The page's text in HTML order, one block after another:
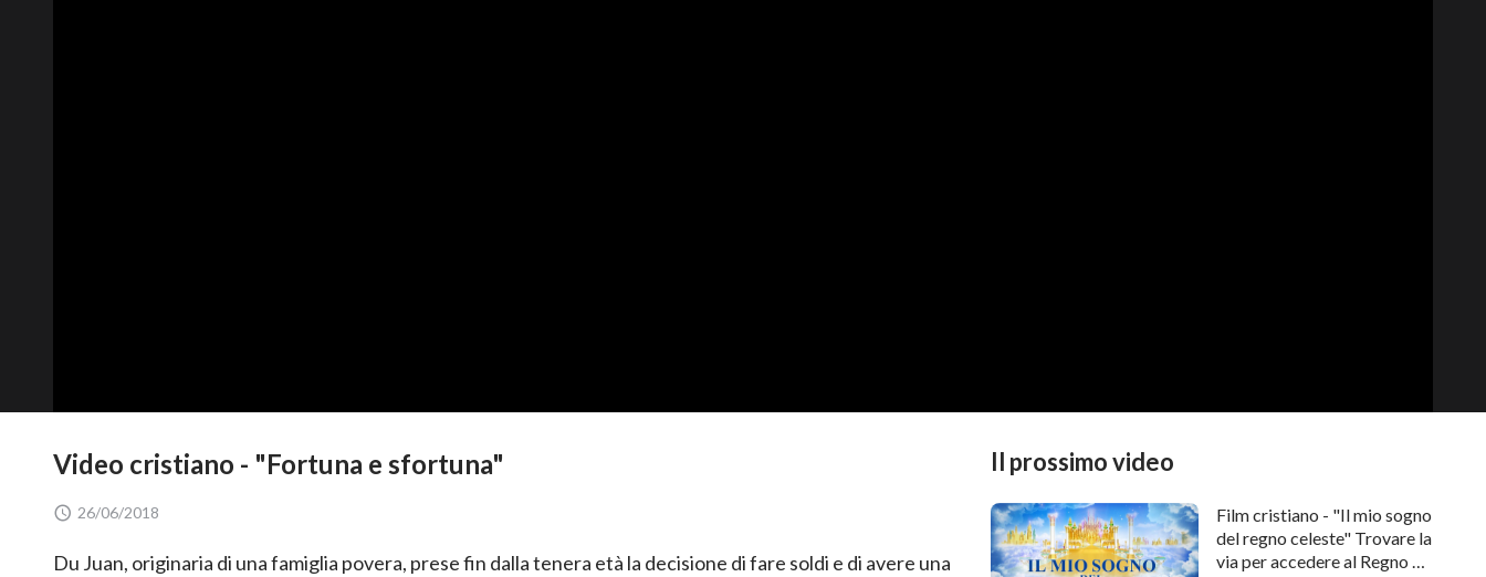
Video cristiano - "Fortuna e sfortuna"
26/06/2018
Du Juan, originaria di una famiglia povera, prese fin dalla tenera età la decisione di fare soldi e di avere una
Il prossimo video
Film cristiano - "Il mio sogno
del regno celeste" Trovare la
via per accedere al Regno di